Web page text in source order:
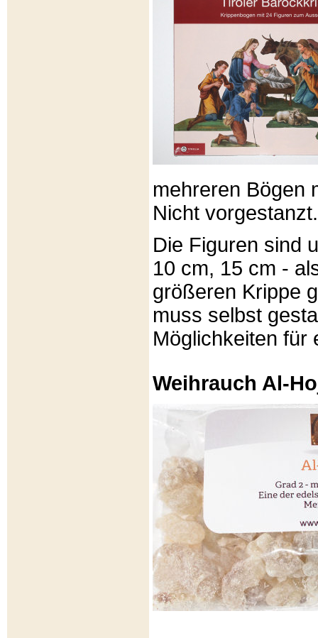
mehreren Bögen
Nicht vorgestanzt.
Die Figuren sind
10 cm, 15 cm -
größeren Krippe
muss selbst
Möglichkeiten für
Weihrauch Al-